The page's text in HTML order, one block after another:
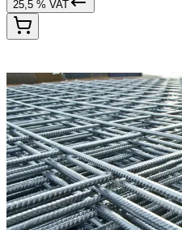
25,5 % VAT